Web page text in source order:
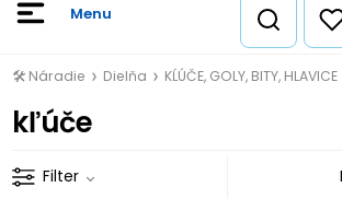
🛠️ Náradie Dielňa KĹÚČE, GOLY, BITY, HLAVICE
kľúče
Filter